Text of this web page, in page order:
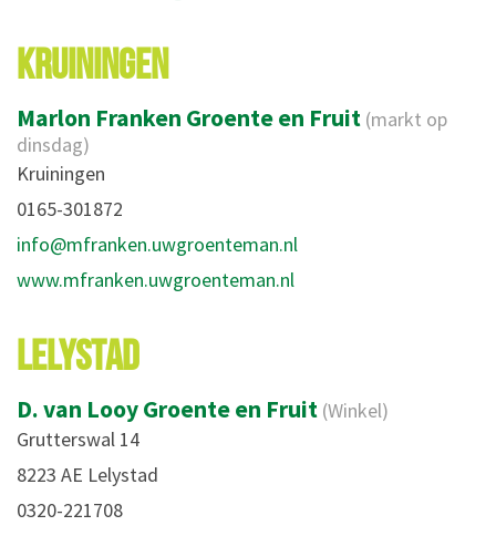
KRUININGEN
Marlon Franken Groente en Fruit (markt op
dinsdag)
Kruiningen
0165-301872
info@mfranken.uwgroenteman.nl
www.mfranken.uwgroenteman.nl
LELYSTAD
D. van Looy Groente en Fruit (Winkel)
Grutterswal 14
8223 AE Lelystad
0320-221708